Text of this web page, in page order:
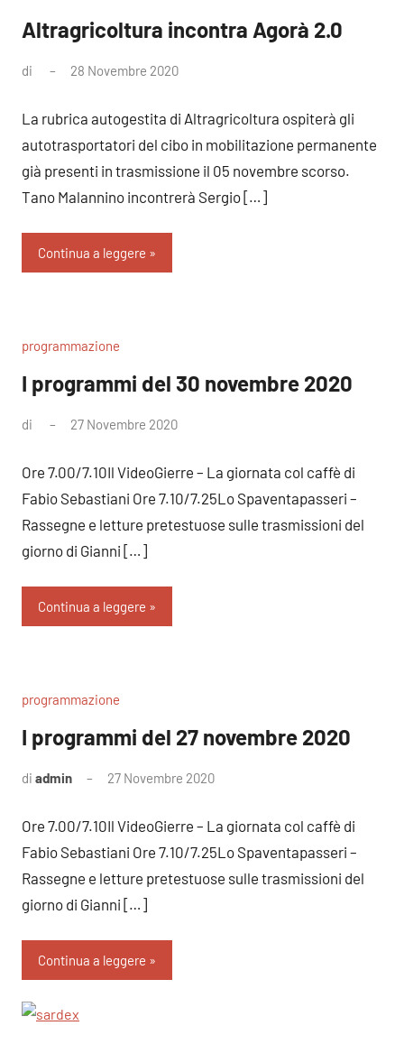
Altragricoltura incontra Agorà 2.0
di 28 Novembre 2020
La rubrica autogestita di Altragricoltura ospiterà gli
autotrasportatori del cibo in mobilitazione permanente
già presenti in trasmissione il 05 novembre scorso.
Tano Malannino incontrerà Sergio […]
Continua a leggere
programmazione
I programmi del 30 novembre 2020
di 27 Novembre 2020
Ore 7.00/7.10Il VideoGierre – La giornata col caffè di
Fabio Sebastiani Ore 7.10/7.25Lo Spaventapasseri –
Rassegne e letture pretestuose sulle trasmissioni del
giorno di Gianni […]
Continua a leggere
programmazione
I programmi del 27 novembre 2020
di admin 27 Novembre 2020
Ore 7.00/7.10Il VideoGierre – La giornata col caffè di
Fabio Sebastiani Ore 7.10/7.25Lo Spaventapasseri –
Rassegne e letture pretestuose sulle trasmissioni del
giorno di Gianni […]
Continua a leggere